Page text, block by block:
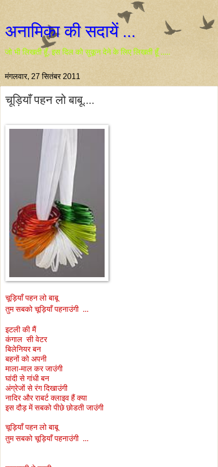
अनामिका की सदायें ...
जो भी लिखती हूँ, इस दिल को सुकून देने के लिए लिखती हूँ .....
मंगलवार, 27 सितंबर 2011
चूड़ियाँ पहन लो बाबू....
चूड़ियाँ पहन लो बाबू
तुम सबको चूड़ियाँ पहनाउंगी ...
इटली की मैं
कंगाल सी वेटर
बिलेनियर बन
बहनों को अपनी
माला-माल कर जाउंगी
घांदी से गांधी बन
अंग्रेजों से रंग दिखाउंगी
नादिर और राबर्ट क्लाइव हैं क्या
इस दौड़ में सबको पीछे छोडती जाउंगी
चूड़ियाँ पहन लो बाबू
तुम सबको चूड़ियाँ पहनाउंगी ...